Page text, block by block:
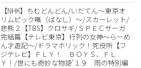
【NHK】ちむどんどん/いだてん〜東京オ
リムピック噺（ばなし）〜/スカーレット/
悲熊２【TBS】クロサギ/ＳＰＥＣサーガ
完結篇【テレビ東京】行列の女神〜らーめ
ん才遊記〜/ドラマホリック！死役所【フ
ジテレビ】ＦＬＹ！ ＢＯＹＳ、ＦＬ
Ｙ！/世にも奇妙な物語’１９ 雨の特別編